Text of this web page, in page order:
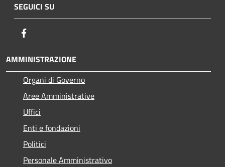
SEGUICI SU
AMMINISTRAZIONE
Organi di Governo
Aree Amministrative
Uffici
Enti e fondazioni
Politici
Personale Amministrativo